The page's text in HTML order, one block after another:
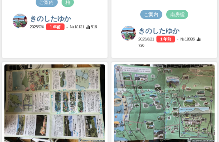
ご案内 柏
きのしたゆか
2025/7/4 1 年前 - №18131 516
ご案内 南房総
きのしたゆか
2025/6/21 1 年前
- №18036
730